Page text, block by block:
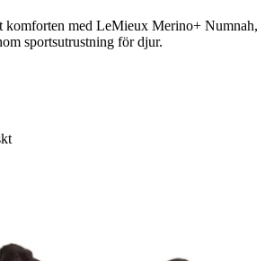
komforten med LeMieux Merino+ Numnah,
sportsutrustning för djur.